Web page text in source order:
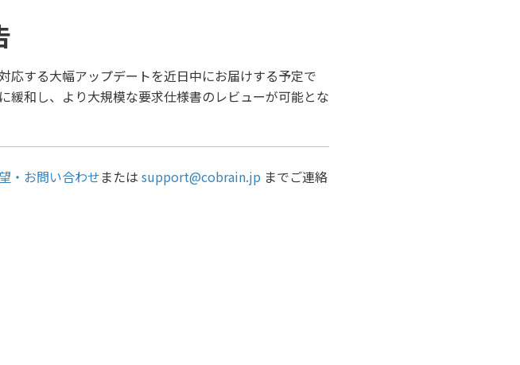
応する大幅アップデートを近日中にお届けする予定で
緩和し、より大規模な要求仕様書のレビューが可能とな
・お問い合わせまたは support@cobrain.jp までご連絡